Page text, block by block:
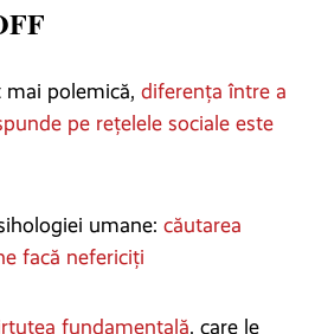
polemică, diferența între a
pe rețelele sociale este
umane: căutarea
facă nefericiți
fundamentală, care le